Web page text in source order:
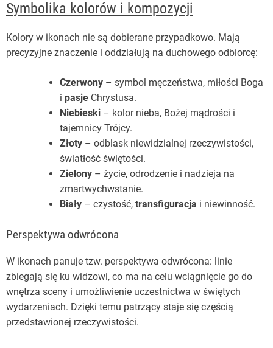
Symbolika kolorów i kompozycji
Kolory w ikonach nie są dobierane przypadkowo. Mają
precyzyjne znaczenie i oddziałują na duchowego odbiorcę:
Czerwony – symbol męczeństwa, miłości Boga
i pasje Chrystusa.
Niebieski – kolor nieba, Bożej mądrości i
tajemnicy Trójcy.
Złoty – odblask niewidzialnej rzeczywistości,
światłość świętości.
Zielony – życie, odrodzenie i nadzieja na
zmartwychwstanie.
Biały – czystość, transfiguracja i niewinność.
Perspektywa odwrócona
W ikonach panuje tzw. perspektywa odwrócona: linie
zbiegają się ku widzowi, co ma na celu wciągnięcie go do
wnętrza sceny i umożliwienie uczestnictwa w świętych
wydarzeniach. Dzięki temu patrzący staje się częścią
przedstawionej rzeczywistości.